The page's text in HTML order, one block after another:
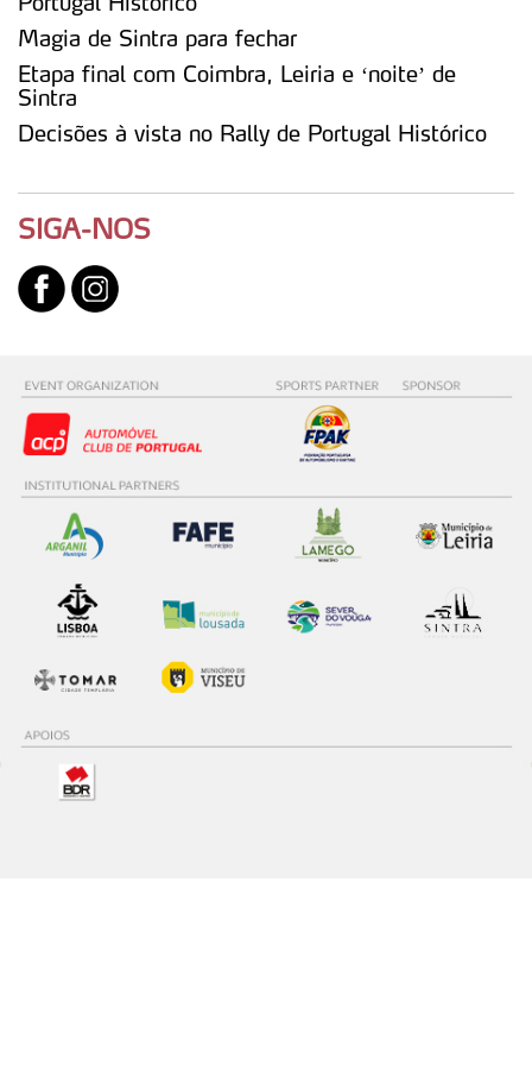
dados pessoais serão realizadas apenas com o seu
consentimento e quando tal se afigure estritamente
necessário no contexto dos serviços a prestar.
Realçamos que o bloqueio de certo tipo de Cookies e
tecnologias similares pode ter impacto na sua
Consulte a política de cookies do site.
Magia de Sintra para fechar
Etapa final com Coimbra, Leiria e ‘noite’ de
Sintra
Decisões à vista no Rally de Portugal Histórico
SIGA-NOS